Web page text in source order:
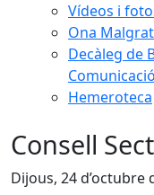
Vídeos i
Ona Malgrat
Decàleg de
Hemeroteca
Consell
Dijous, 24 d’octubre